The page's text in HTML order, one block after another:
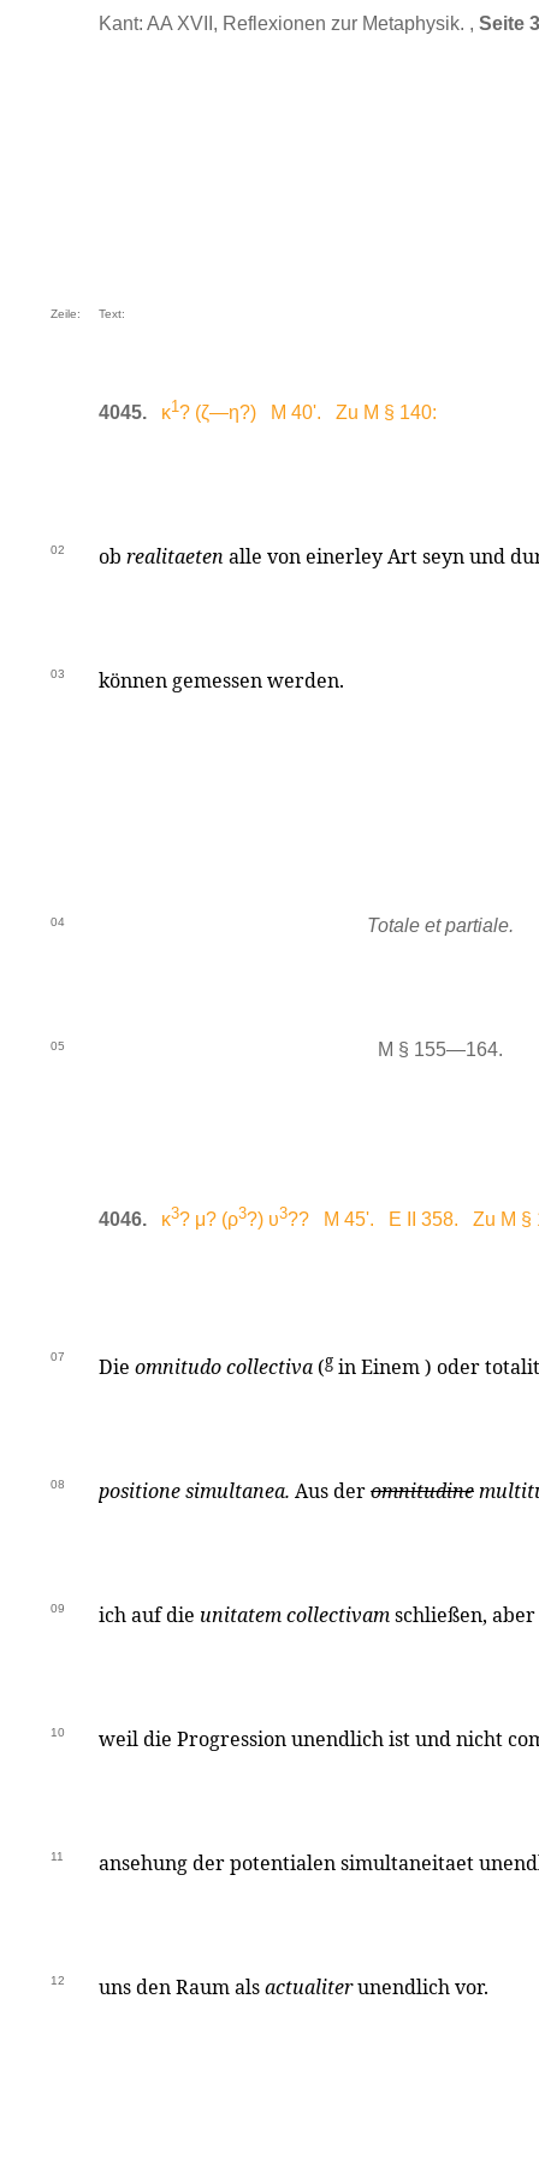
Kant: AA XVII, Reflexionen zur Metaphysik. , Seite
Zeile: Text:
4045. κ1? (ζ—η?) M 40'. Zu M § 140:
02 ob realitaeten alle von einerley Art seyn und
03 können gemessen werden.
04 Totale et partiale.
05 M § 155—164.
4046. κ3? μ? (ρ3?) υ3?? M 45'. E II 358. Zu M §
07 Die omnitudo collectiva (g in Einem ) oder
08 positione simultanea. Aus deromnitudine
09 ich auf die unitatem collectivamschließen,
10 weil die Progression unendlich ist und nicht
11 ansehung der potentialen simultaneitaet
12 uns den Raum alsactualiterunendlich vor.